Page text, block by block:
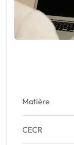
Matière
CECR